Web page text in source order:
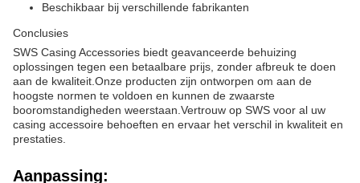
Beschikbaar bij verschillende fabrikanten
Conclusies
SWS Casing Accessories biedt geavanceerde behuizing
oplossingen tegen een betaalbare prijs, zonder afbreuk te doen
aan de kwaliteit.Onze producten zijn ontworpen om aan de
hoogste normen te voldoen en kunnen de zwaarste
booromstandigheden weerstaan.Vertrouw op SWS voor al uw
casing accessoire behoeften en ervaar het verschil in kwaliteit en
prestaties.
Aanpassing: